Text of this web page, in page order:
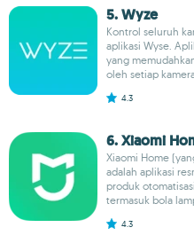
5. Wyze
Kontrol seluruh
aplikasi Wyse.
yang
oleh setiap
4.3
6. Xiaomi
Xiaomi Home
adalah aplikasi
produk
termasuk bola
4.3